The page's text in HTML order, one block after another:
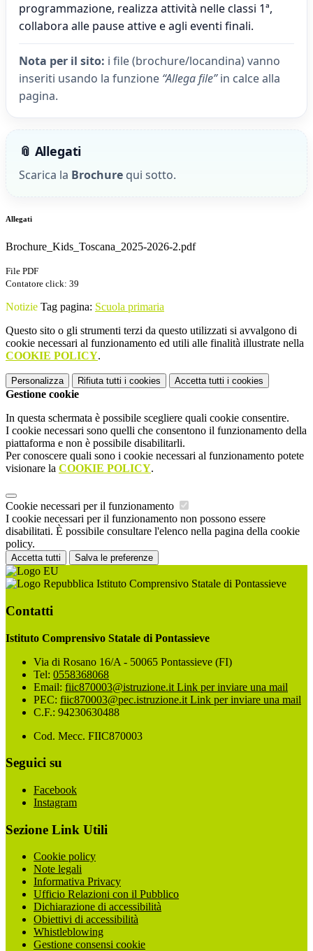
programmazione, realizza attività nelle classi 1ª,
collabora alle pause attive e agli eventi finali.
Nota per il sito: i file (brochure/locandina) vanno
inseriti usando la funzione “Allega file”in calce alla
pagina.
📎 Allegati
Scarica la Brochure qui sotto.
Allegati
Brochure_Kids_Toscana_2025-2026-2.pdf
File PDF
Contatore click: 39
Notizie Tag pagina: Scuola primaria
Questo sito o gli strumenti terzi da questo utilizzati si avvalgono di
cookie necessari al funzionamento ed utili alle finalità illustrate nella
COOKIE POLICY.
Personalizza Rifiuta tutti i cookies Accetta tutti i cookies
Gestione cookie
In questa schermata è possibile scegliere quali cookie consentire.
I cookie necessari sono quelli che consentono il funzionamento della
piattaforma e non è possibile disabilitarli.
Per conoscere quali sono i cookie necessari al funzionamento potete
visionare la COOKIE POLICY.
Cookie necessari per il funzionamento
I cookie necessari per il funzionamento non possono essere
disabilitati. È possibile consultare l'elenco nella pagina della cookie
policy.
Accetta tutti Salva le preferenze
Istituto Comprensivo Statale di Pontassieve
Contatti
Istituto Comprensivo Statale di Pontassieve
Via di Rosano 16/A - 50065 Pontassieve (FI)
Tel: 0558368068
Email: fiic870003@istruzione.it Link per inviare una mail
PEC: fiic870003@pec.istruzione.it Link per inviare una mail
C.F.: 94230630488
Cod. Mecc. FIIC870003
Seguici su
Facebook
Instagram
Sezione Link Utili
Cookie policy
Note legali
Informativa Privacy
Ufficio Relazioni con il Pubblico
Dichiarazione di accessibilità
Obiettivi di accessibilità
Whistleblowing
Gestione consensi cookie